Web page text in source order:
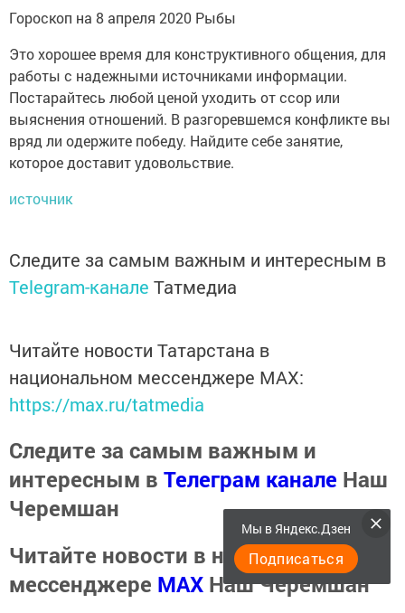
Гороскоп на 8 апреля 2020 Рыбы
Это хорошее время для конструктивного общения, для
работы с надежными источниками информации.
Постарайтесь любой ценой уходить от ссор или
выяснения отношений. В разгоревшемся конфликте вы
вряд ли одержите победу. Найдите себе занятие,
которое доставит удовольствие.
источник
Следите за самым важным и интересным в
Telegram-канале Татмедиа
Читайте новости Татарстана в
национальном мессенджере MАХ:
https://max.ru/tatmedia
Следите за самым важным и
интересным в Телеграм канале Наш
Черемшан
Читайте новости в национальном
мессенджере MАХ Наш Черемшан
Мы в Яндекс.Дзен
Подписаться